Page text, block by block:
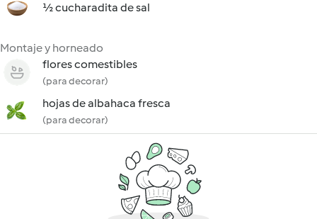
½ cucharadita de sal
Montaje y horneado
flores comestibles
(para decorar)
hojas de albahaca fresca
(para decorar)